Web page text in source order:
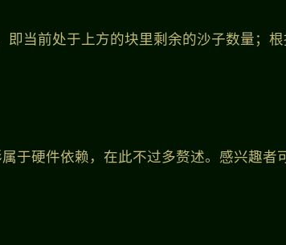
即当前处于上方的块里剩余的沙子数量；
于硬件依赖，在此不过多赘述。感兴趣者